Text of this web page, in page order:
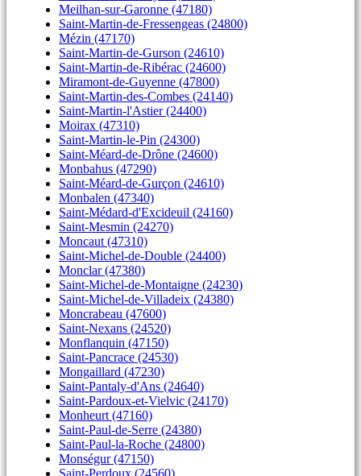
Meilhan-sur-Garonne (47180)
Saint-Martin-de-Fressengeas (24800)
Mézin (47170)
Saint-Martin-de-Gurson (24610)
Saint-Martin-de-Ribérac (24600)
Miramont-de-Guyenne (47800)
Saint-Martin-des-Combes (24140)
Saint-Martin-l'Astier (24400)
Moirax (47310)
Saint-Martin-le-Pin (24300)
Saint-Méard-de-Drône (24600)
Monbahus (47290)
Saint-Méard-de-Gurçon (24610)
Monbalen (47340)
Saint-Médard-d'Excideuil (24160)
Saint-Mesmin (24270)
Moncaut (47310)
Saint-Michel-de-Double (24400)
Monclar (47380)
Saint-Michel-de-Montaigne (24230)
Saint-Michel-de-Villadeix (24380)
Moncrabeau (47600)
Saint-Nexans (24520)
Monflanquin (47150)
Saint-Pancrace (24530)
Mongaillard (47230)
Saint-Pantaly-d'Ans (24640)
Saint-Pardoux-et-Vielvic (24170)
Monheurt (47160)
Saint-Paul-de-Serre (24380)
Saint-Paul-la-Roche (24800)
Monségur (47150)
Saint-Perdoux (24560)